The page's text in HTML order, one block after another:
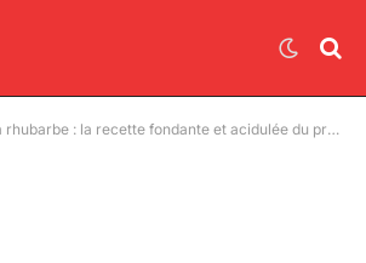
: la recette fondante et acidulée du printemps